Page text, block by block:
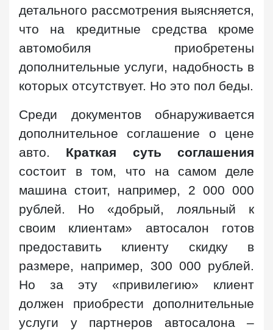
детального рассмотрения выясняется,
что на кредитные средства кроме
автомобиля приобретены
дополнительные услуги, надобность в
которых отсутствует. Но это пол беды.
Среди документов обнаруживается
дополнительное соглашение о цене
авто. Краткая суть соглашения
состоит в том, что на самом деле
машина стоит, например, 2 000 000
рублей. Но «добрый, лояльный к
своим клиентам» автосалон готов
предоставить клиенту скидку в
размере, например, 300 000 рублей.
Но за эту «привилегию» клиент
должен приобрести дополнительные
услуги у партнеров автосалона –